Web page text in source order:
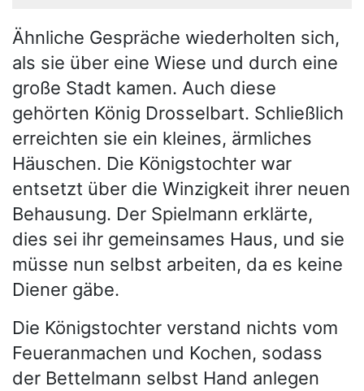
Ähnliche Gespräche wiederholten sich,
als sie über eine Wiese und durch eine
große Stadt kamen. Auch diese
gehörten König Drosselbart. Schließlich
erreichten sie ein kleines, ärmliches
Häuschen. Die Königstochter war
entsetzt über die Winzigkeit ihrer neuen
Behausung. Der Spielmann erklärte,
dies sei ihr gemeinsames Haus, und sie
müsse nun selbst arbeiten, da es keine
Diener gäbe.
Die Königstochter verstand nichts vom
Feueranmachen und Kochen, sodass
der Bettelmann selbst Hand anlegen